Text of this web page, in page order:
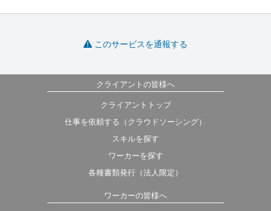
このサービスを通報する
クライアントの皆様へ
クライアントトップ
仕事を依頼する（クラウドソーシング）
スキルを探す
ワーカーを探す
各種書類発行（法人限定）
ワーカーの皆様へ